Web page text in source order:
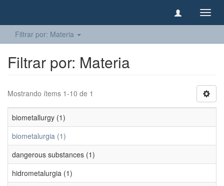
Filtrar por: Materia
Filtrar por: Materia
Mostrando ítems 1-10 de 1
biometallurgy (1)
biometalurgia (1)
dangerous substances (1)
hidrometalurgia (1)